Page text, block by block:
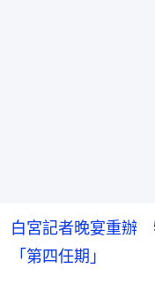
白宮記者晚宴重辦
「第四任期」